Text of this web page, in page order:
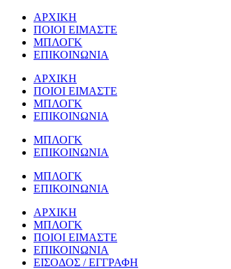
ΑΡΧΙΚΗ
ΠΟΙΟΙ ΕΙΜΑΣΤΕ
ΜΠΛΟΓΚ
ΕΠΙΚΟΙΝΩΝΙΑ
ΑΡΧΙΚΗ
ΠΟΙΟΙ ΕΙΜΑΣΤΕ
ΜΠΛΟΓΚ
ΕΠΙΚΟΙΝΩΝΙΑ
ΜΠΛΟΓΚ
ΕΠΙΚΟΙΝΩΝΙΑ
ΜΠΛΟΓΚ
ΕΠΙΚΟΙΝΩΝΙΑ
ΑΡΧΙΚΗ
ΜΠΛΟΓΚ
ΠΟΙΟΙ ΕΙΜΑΣΤΕ
ΕΠΙΚΟΙΝΩΝΙΑ
ΕΙΣΟΔΟΣ / ΕΓΓΡΑΦΗ